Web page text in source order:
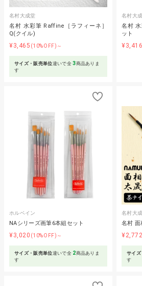
名村大成堂
名村 水彩筆 Raffine［ラフィーネ］
Q(クイル)
¥3,465 (10%OFF)～
サイズ・販売単位違いで全3商品ありま
す
名村大
名村
ット
¥3,416
ホルベイン
NAシリーズ画筆6本組セット
¥3,020 (10%OFF)～
サイズ・販売単位違いで全 2商品ありま
す
名村大
名村 面
¥2,772
サイズ
す